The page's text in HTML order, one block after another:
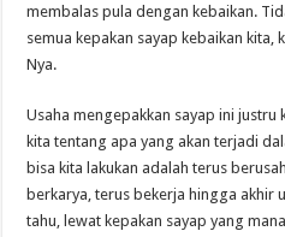
membalas pula dengan kebaikan.
semua kepakan sayap kebaikan kita,
Nya.
Usaha mengepakkan sayap ini
kita tentang apa yang akan terjadi
bisa kita lakukan adalah terus
berkarya, terus bekerja hingga akhir
tahu, lewat kepakan sayap yang